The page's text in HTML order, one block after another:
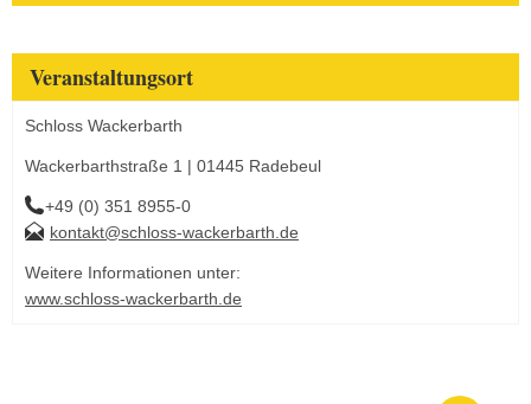
Veranstaltungsort
Schloss Wackerbarth
Wackerbarthstraße 1 | 01445 Radebeul
+49 (0) 351 8955-0
kontakt@schloss-wackerbarth.de
Weitere Informationen unter:
www.schloss-wackerbarth.de